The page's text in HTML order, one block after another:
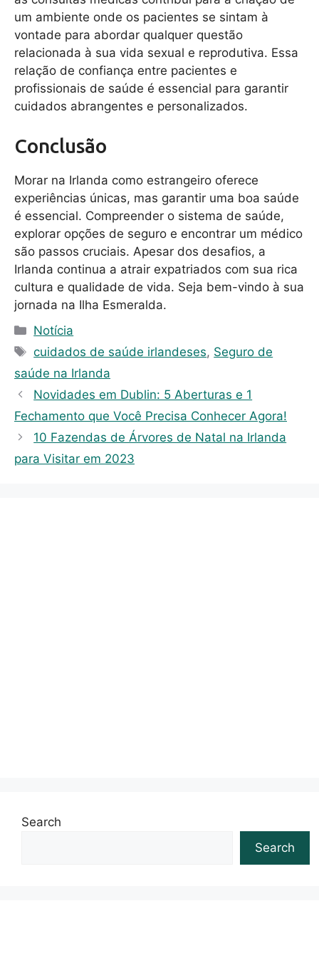
um ambiente onde os pacientes se sintam à
vontade para abordar qualquer questão
relacionada à sua vida sexual e reprodutiva. Essa
relação de confiança entre pacientes e
profissionais de saúde é essencial para garantir
cuidados abrangentes e personalizados.
Conclusão
Morar na Irlanda como estrangeiro oferece
experiências únicas, mas garantir uma boa saúde
é essencial. Compreender o sistema de saúde,
explorar opções de seguro e encontrar um médico
são passos cruciais. Apesar dos desafios, a
Irlanda continua a atrair expatriados com sua rica
cultura e qualidade de vida. Seja bem-vindo à sua
jornada na Ilha Esmeralda.
C
a
e
g
o
r
i
Notícia
T
a
s
cuidados de saúde irlandeses, Seguro de
saúde na Irlanda
Novidades em Dublin: 5 Aberturas e 1
Fechamento que Você Precisa Conhecer Agora!
10 Fazendas de Árvores de Natal na Irlanda
para Visitar em 2023
Search
Search